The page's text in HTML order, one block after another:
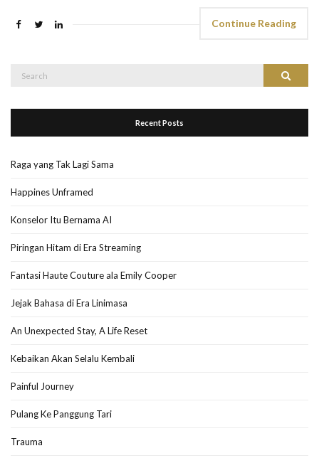
Continue Reading
Search
Search
Recent Posts
Raga yang Tak Lagi Sama
Happines Unframed
Konselor Itu Bernama AI
Piringan Hitam di Era Streaming
Fantasi Haute Couture ala Emily Cooper
Jejak Bahasa di Era Linimasa
An Unexpected Stay, A Life Reset
Kebaikan Akan Selalu Kembali
Painful Journey
Pulang Ke Panggung Tari
Trauma